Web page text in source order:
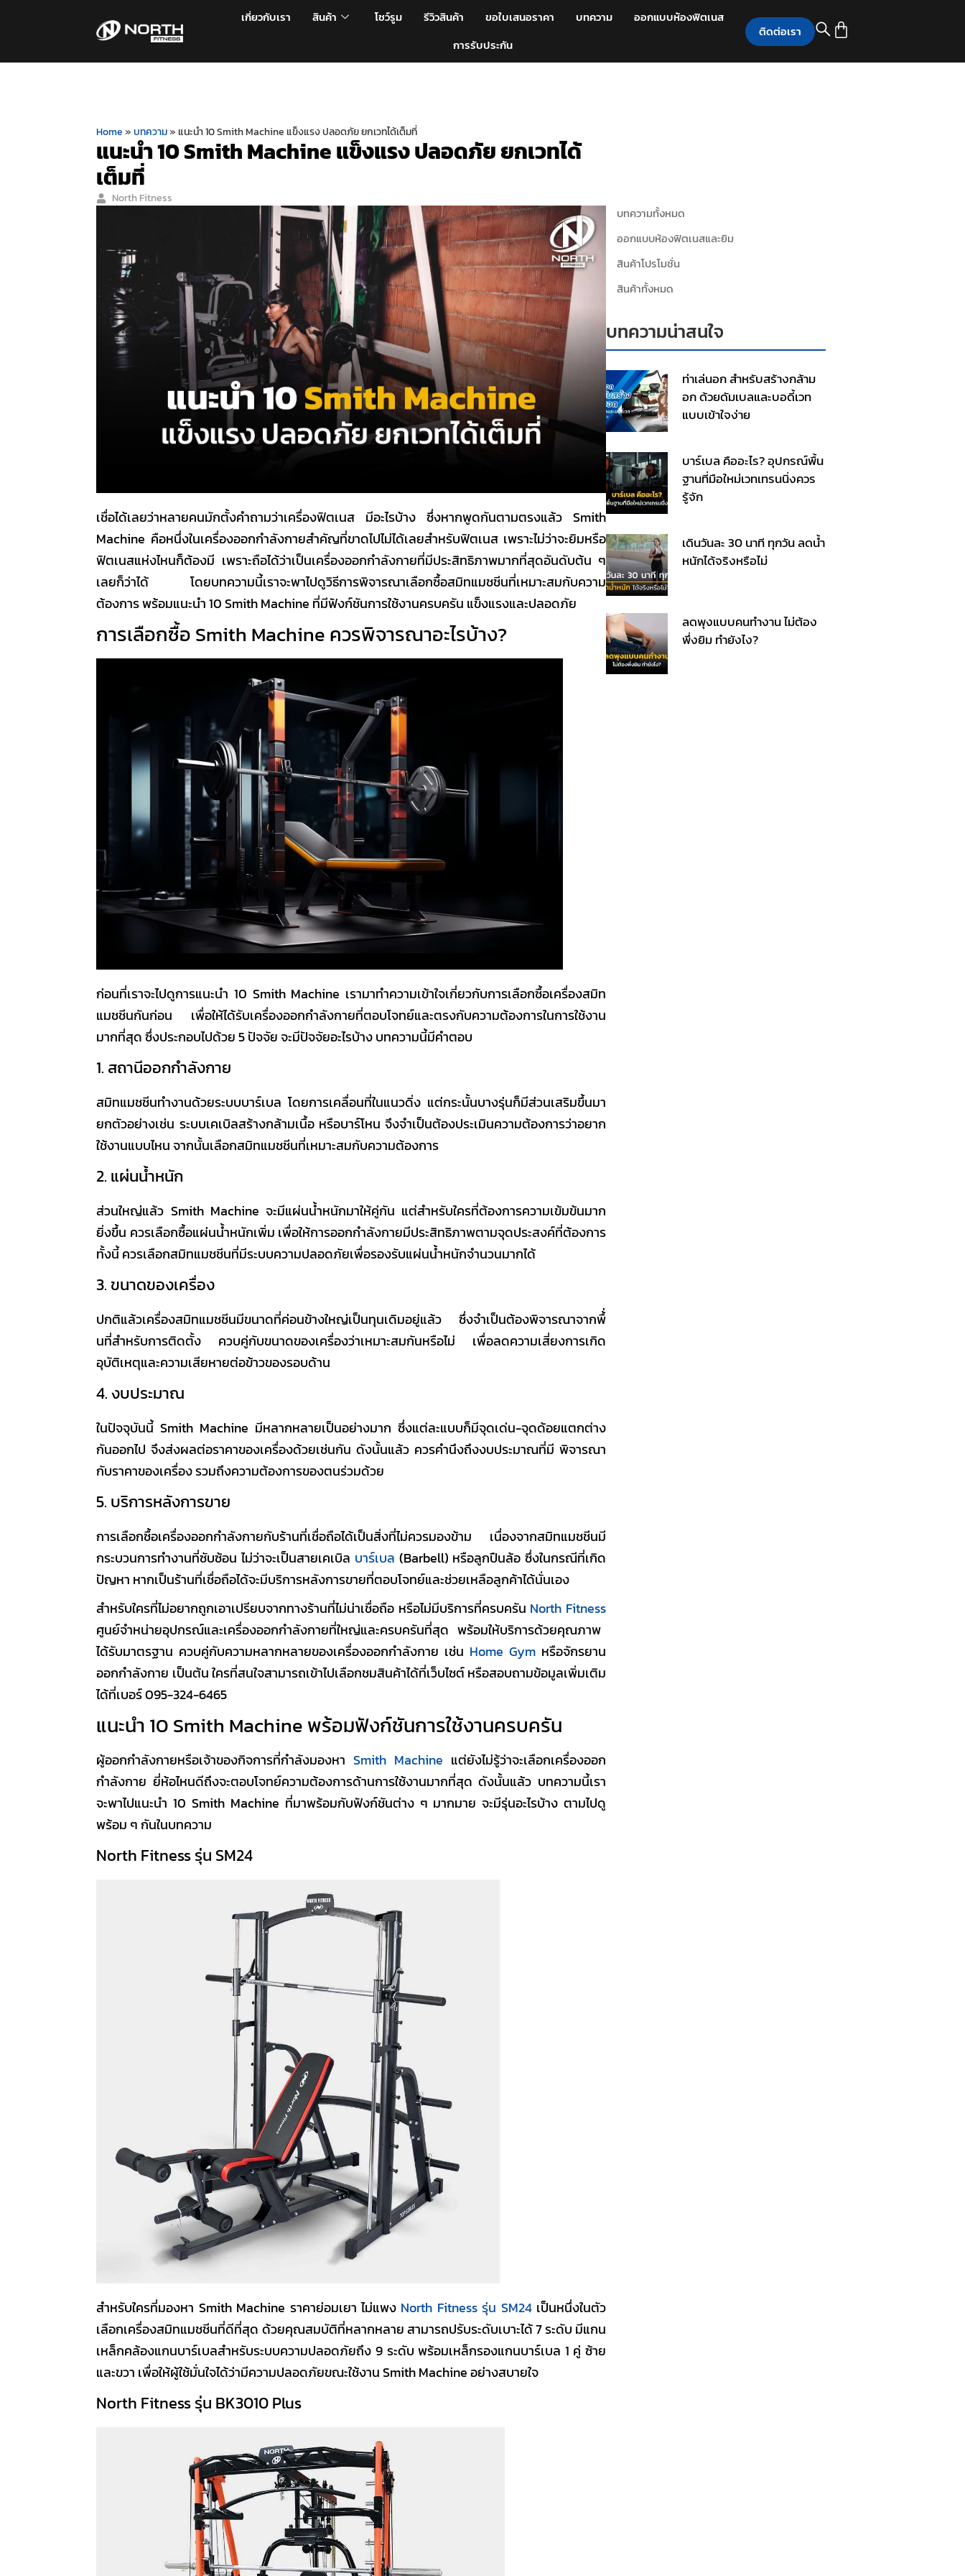
เกี่ยวกับเรา สินค้า โชว์รูม รีวิวสินค้า ขอใบเสนอราคา บทความ
ออกแบบห้องฟิตเนส
การรับประกัน
ติดต่อเรา
Home »บทความ»แนะนำ 10 Smith Machine แข็งแรง ปลอดภัย ยกเวทได้เต็มที่
แนะนำ 10 Smith Machine แข็งแรง ปลอดภัย ยกเวทได้
เต็มที่
North Fitness
เชื่อได้เลยว่าหลายคนมักตั้งคำถามว่าเครื่องฟิตเนส มีอะไรบ้าง ซึ่งหากพูดกันตามตรงแล้วSmith
Machine คือหนึ่งในเครื่องออกกำลังกายสำคัญที่ขาดไปไม่ได้เลยสำหรับฟิตเนส เพราะไม่ว่าจะยิมหรือ
ฟิตเนสแห่งไหนก็ต้องมี เพราะถือได้ว่าเป็นเครื่องออกกำลังกายที่มีประสิทธิภาพมากที่สุดอันดับต้น ๆ
เลยก็ว่าได้ โดยบทความนี้เราจะพาไปดูวิธีการพิจารณาเลือกซื้อสมิทแมชชีนที่เหมาะสมกับความ
ต้องการ พร้อมแนะนำ 10 Smith Machine ที่มีฟังก์ชันการใช้งานครบครัน แข็งแรงและปลอดภัย
การเลือกซื้อ Smith Machine ควรพิจารณาอะไรบ้าง?
ก่อนที่เราจะไปดูการแนะนำ 10 Smith Machine เรามาทำความเข้าใจเกี่ยวกับการเลือกซื้อเครื่องสมิท
แมชชีนกันก่อน เพื่อให้ได้รับเครื่องออกกำลังกายที่ตอบโจทย์และตรงกับความต้องการในการใช้งาน
มากที่สุด ซึ่งประกอบไปด้วย 5 ปัจจัย จะมีปัจจัยอะไรบ้าง บทความนี้มีคำตอบ
1. สถานีออกกำลังกาย
สมิทแมชชีนทำงานด้วยระบบบาร์เบล โดยการเคลื่อนที่ในแนวดิ่ง แต่กระนั้นบางรุ่นก็มีส่วนเสริมขึ้นมา
ยกตัวอย่างเช่น ระบบเคเบิลสร้างกล้ามเนื้อ หรือบาร์โหน จึงจำเป็นต้องประเมินความต้องการว่าอยาก
ใช้งานแบบไหน จากนั้นเลือกสมิทแมชชีนที่เหมาะสมกับความต้องการ
2. แผ่นน้ำหนัก
ส่วนใหญ่แล้ว Smith Machine จะมีแผ่นน้ำหนักมาให้คู่กัน แต่สำหรับใครที่ต้องการความเข้มข้นมาก
ยิ่งขึ้น ควรเลือกซื้อแผ่นน้ำหนักเพิ่ม เพื่อให้การออกกำลังกายมีประสิทธิภาพตามจุดประสงค์ที่ต้องการ
ทั้งนี้ ควรเลือกสมิทแมชชีนที่มีระบบความปลอดภัยเพื่อรองรับแผ่นน้ำหนักจำนวนมากได้
3. ขนาดของเครื่อง
ปกติแล้วเครื่องสมิทแมชชีนมีขนาดที่ค่อนข้างใหญ่เป็นทุนเดิมอยู่แล้ว ซึ่งจำเป็นต้องพิจารณาจากพื้่
นที่สำหรับการติดตั้ง ควบคู่กับขนาดของเครื่องว่าเหมาะสมกันหรือไม่ เพื่อลดความเสี่ยงการเกิด
อุบัติเหตุและความเสียหายต่อข้าวของรอบด้าน
4. งบประมาณ
ในปัจจุบันนี้Smith Machine มีหลากหลายเป็นอย่างมาก ซึ่งแต่ละแบบก็มีจุดเด่น-จุดด้อยแตกต่าง
กันออกไป จึงส่งผลต่อราคาของเครื่องด้วยเช่นกัน ดังนั้นแล้ว ควรคำนึงถึงงบประมาณที่มี พิจารณา
กับราคาของเครื่อง รวมถึงความต้องการของตนร่วมด้วย
5. บริการหลังการขาย
การเลือกซื้อเครื่องออกกำลังกายกับร้านที่เชื่อถือได้เป็นสิ่งที่ไม่ควรมองข้าม เนื่องจากสมิทแมชชีนมี
กระบวนการทำงานที่ซับซ้อน ไม่ว่าจะเป็นสายเคเบิล บาร์เบล (Barbell) หรือลูกปืนล้อ ซึ่งในกรณีที่เกิด
ปัญหา หากเป็นร้านที่เชื่อถือได้จะมีบริการหลังการขายที่ตอบโจทย์และช่วยเหลือลูกค้าได้นั่นเอง
สำหรับใครที่ไม่อยากถูกเอาเปรียบจากทางร้านที่ไม่น่าเชื่อถือ หรือไม่มีบริการที่ครบครัน North Fitness
ศูนย์จำหน่ายอุปกรณ์และเครื่องออกกำลังกายที่ใหญ่และครบครันที่สุด พร้อมให้บริการด้วยคุณภาพ
ได้รับมาตรฐาน ควบคู่กับความหลากหลายของเครื่องออกกำลังกาย เช่น Home Gym หรือจักรยาน
ออกกำลังกาย เป็นต้น ใครที่สนใจสามารถเข้าไปเลือกชมสินค้าได้ที่เว็บไซต์ หรือสอบถามข้อมูลเพิ่มเติม
ได้ที่เบอร์ 095-324-6465
แนะนำ 10 Smith Machineพร้อมฟังก์ชันการใช้งานครบครัน
ผู้ออกกำลังกายหรือเจ้าของกิจการที่กำลังมองหาSmith Machine แต่ยังไม่รู้ว่าจะเลือกเครื่องออก
กำลังกาย ยี่ห้อไหนดีถึงจะตอบโจทย์ความต้องการด้านการใช้งานมากที่สุด ดังนั้นแล้ว บทความนี้เรา
จะพาไปแนะนำ 10 Smith Machine ที่มาพร้อมกับฟังก์ชันต่าง ๆ มากมาย จะมีรุ่นอะไรบ้าง ตามไปดู
พร้อม ๆ กันในบทความ
North Fitness รุ่น SM24
สำหรับใครที่มองหา Smith Machine ราคาย่อมเยา ไม่แพง North Fitness รุ่น SM24เป็นหนึ่งในตัว
เลือกเครื่องสมิทแมชชีนที่ดีที่สุด ด้วยคุณสมบัติที่หลากหลาย สามารถปรับระดับเบาะได้ 7 ระดับ มีแกน
เหล็กคล้องแกนบาร์เบลสำหรับระบบความปลอดภัยถึง 9 ระดับ พร้อมเหล็กรองแกนบาร์เบล 1 คู่ ซ้าย
และขวา เพื่อให้ผู้ใช้มั่นใจได้ว่ามีความปลอดภัยขณะใช้งานSmith Machineอย่างสบายใจ
North Fitness รุ่น BK3010 Plus
บทความทั้งหมด
ออกแบบห้องฟิตเนสและยิม
สินค้าโปรโมชั่น
สินค้าทั้งหมด
บทความน่าสนใจ
ท่าเล่นอก สำหรับสร้างกล้าม
อก ด้วยดัมเบลและบอดี้เวท
แบบเข้าใจง่าย
บาร์เบล คืออะไร? อุปกรณ์พื้น
ฐานที่มือใหม่เวทเทรนนิ่งควร
รู้จัก
เดินวันละ 30 นาที ทุกวัน ลดน้ำ
หนักได้จริงหรือไม่
ลดพุงแบบคนทำงาน ไม่ต้อง
พึ่งยิม ทำยังไง?